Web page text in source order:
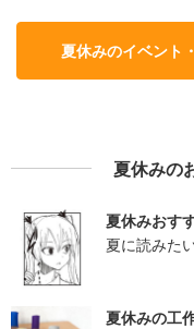
夏休みのイベント
夏休みの
夏休みおす
夏に読みた
夏休みの工